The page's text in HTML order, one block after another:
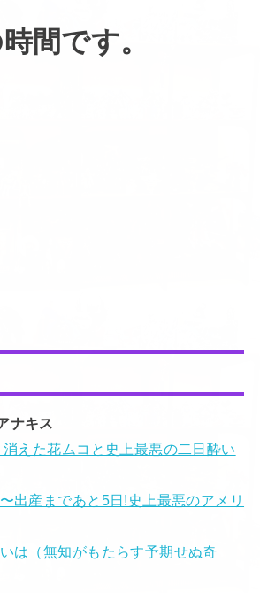
間です。
ナキス
えた花ムコと史上最悪の二日酔い
出産まであと5日!史上最悪のアメリ
は（無知がもたらす予期せぬ奇